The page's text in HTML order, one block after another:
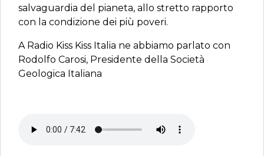
salvaguardia del pianeta, allo stretto rapporto
con la condizione dei più poveri.
A Radio Kiss Kiss Italia ne abbiamo parlato con
Rodolfo Carosi, Presidente della Società
Geologica Italiana